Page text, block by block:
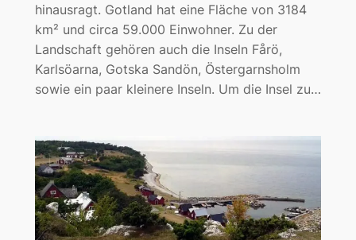
hinausragt. Gotland hat eine Fläche von 3184
km² und circa 59.000 Einwohner. Zu der
Landschaft gehören auch die Inseln Fårö,
Karlsöarna, Gotska Sandön, Östergarnsholm
sowie ein paar kleinere Inseln. Um die Insel zu…